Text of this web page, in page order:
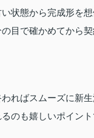
状態から完成形を
目で確かめてから
ればスムーズに新
のも嬉しいポイント